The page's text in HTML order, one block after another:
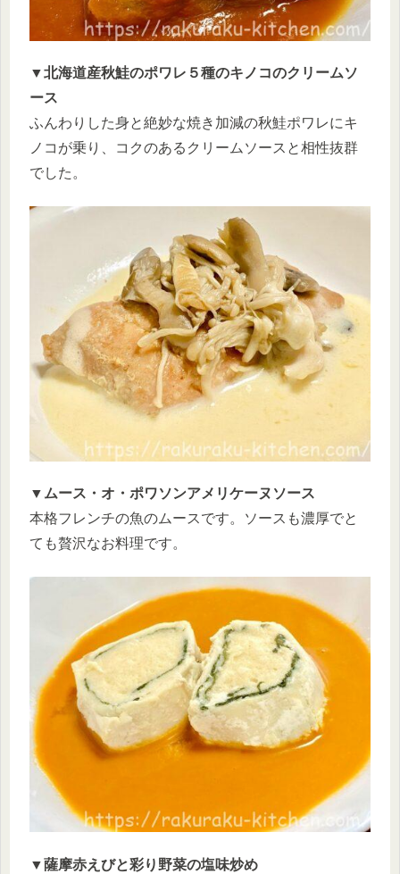
▼北海道産秋鮭のポワレ５種のキノコのクリームソ
ース
ふんわりした身と絶妙な焼き加減の秋鮭ポワレにキ
ノコが乗り、コクのあるクリームソースと相性抜群
でした。
▼ムース・オ・ポワソンアメリケーヌソース
本格フレンチの魚のムースです。ソースも濃厚でと
ても贅沢なお料理です。
▼薩摩赤えびと彩り野菜の塩味炒め